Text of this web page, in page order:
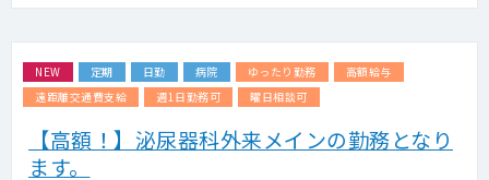
NEW 定期 日勤 病院 ゆったり勤務
高額給与
遠距離交通費支給
週1日勤務可 曜日相談可
【高額！】泌尿器科外来メインの勤務となり
ます。